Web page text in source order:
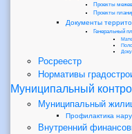
Проекты
Проекты
Документы
Генеральный
Росреестр
Нормативы
Муниципальный
Муниципальный
Профилактика
Внутренний